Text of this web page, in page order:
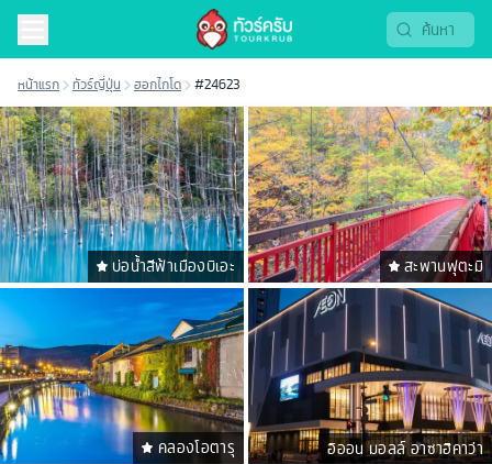
หน้าแรก ทัวร์ญี่ปุ่น ฮอกไกโด #24623
บ่อน้ำสีฟ้าเมืองบิเอะ สะพานฟุตะมิ
คลองโอตารุ อิออน มอลล์ อาซาฮิคาว่า